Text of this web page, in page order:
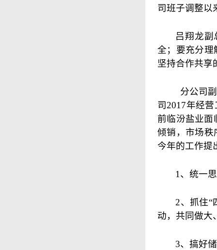
司班子调整以
吕翔龙
全；要充分理
坚持合作共享
分公司
司2017年经
前临汾盐业面
倾销，市场秩
今年的工作提
1、统一
2、抓住“
动，共同做大
3、搞好